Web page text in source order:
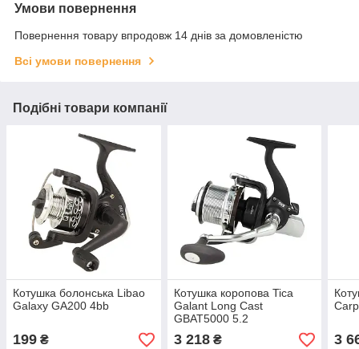
Умови повернення
Повернення товару впродовж 14 днів за домовленістю
Всі умови повернення
Подібні товари компанії
Котушка болонська Libao
Galaxy GA200 4bb
199 ₴
Котушка коропова Tica
Galant Long Cast
GBAT5000 5.2
3 218₴ 3